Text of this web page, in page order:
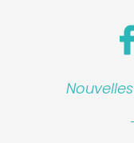
Nouvelles